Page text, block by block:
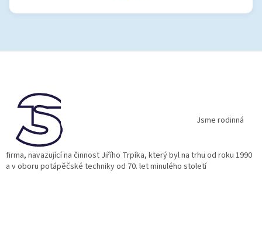
Jsme rodinná
firma, navazující na činnost Jiřího Trpíka, který byl na trhu od roku 1990
a v oboru potápěčské techniky od 70. let minulého století